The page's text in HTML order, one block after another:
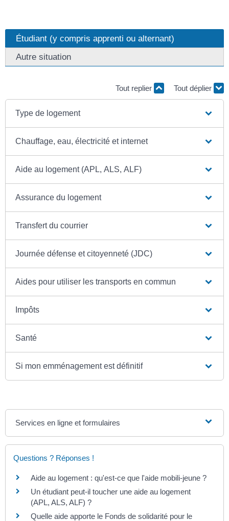
Étudiant (y compris apprenti ou alternant)
Autre situation
Tout replier Tout déplier
Type de logement
Chauffage, eau, électricité et internet
Aide au logement (APL, ALS, ALF)
Assurance du logement
Transfert du courrier
Journée défense et citoyenneté (JDC)
Aides pour utiliser les transports en commun
Impôts
Santé
Si mon emménagement est définitif
Services en ligne et formulaires
Questions ? Réponses !
Aide au logement : qu'est-ce que l'aide mobili-jeune ?
Un étudiant peut-il toucher une aide au logement
(APL, ALS, ALF) ?
Quelle aide apporte le Fonds de solidarité pour le